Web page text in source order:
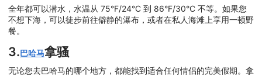
全年都可以潜水，水温从 75°F/24°C 到 86°F/30°C 不等。如果您
不想下海，可以徒步前往僻静的瀑布，或者在私人海滩上享用一顿野
餐。
3.巴哈马拿骚
无论您去巴哈马的哪个地方，都能找到适合任何情侣的完美假期。拿